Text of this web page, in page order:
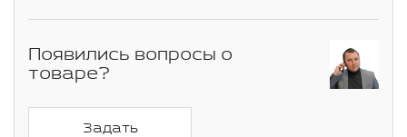
Появились вопросы о
товаре?
Задать